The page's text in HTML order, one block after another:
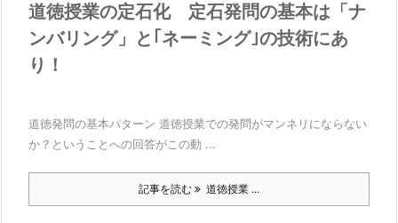
道徳授業の定石化 定石発問の基本は「ナ
ンバリング」と｢ネーミング｣の技術にあ
り！
道徳発問の基本パターン 道徳授業での発問がマンネリにならない
か？ということへの回答がこの動 ...
記事を読む 道徳授業 ...